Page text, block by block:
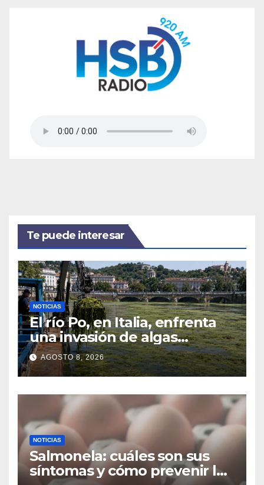
Te puede interesar
NOTICIAS
El río Po, en Italia, enfrenta
una invasión de algas
favorecida por el calor y los
residuos agrícolas
AGOSTO 8, 2026
NOTICIAS
Salmonela: cuáles son sus
síntomas y cómo prevenir las